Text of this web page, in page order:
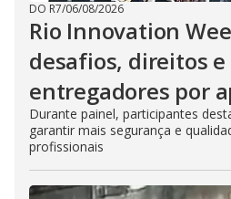
DO R7/06/08/2026
Rio Innovation
desafios, direitos
entregadores por
Durante painel, participantes
garantir mais segurança e
profissionais